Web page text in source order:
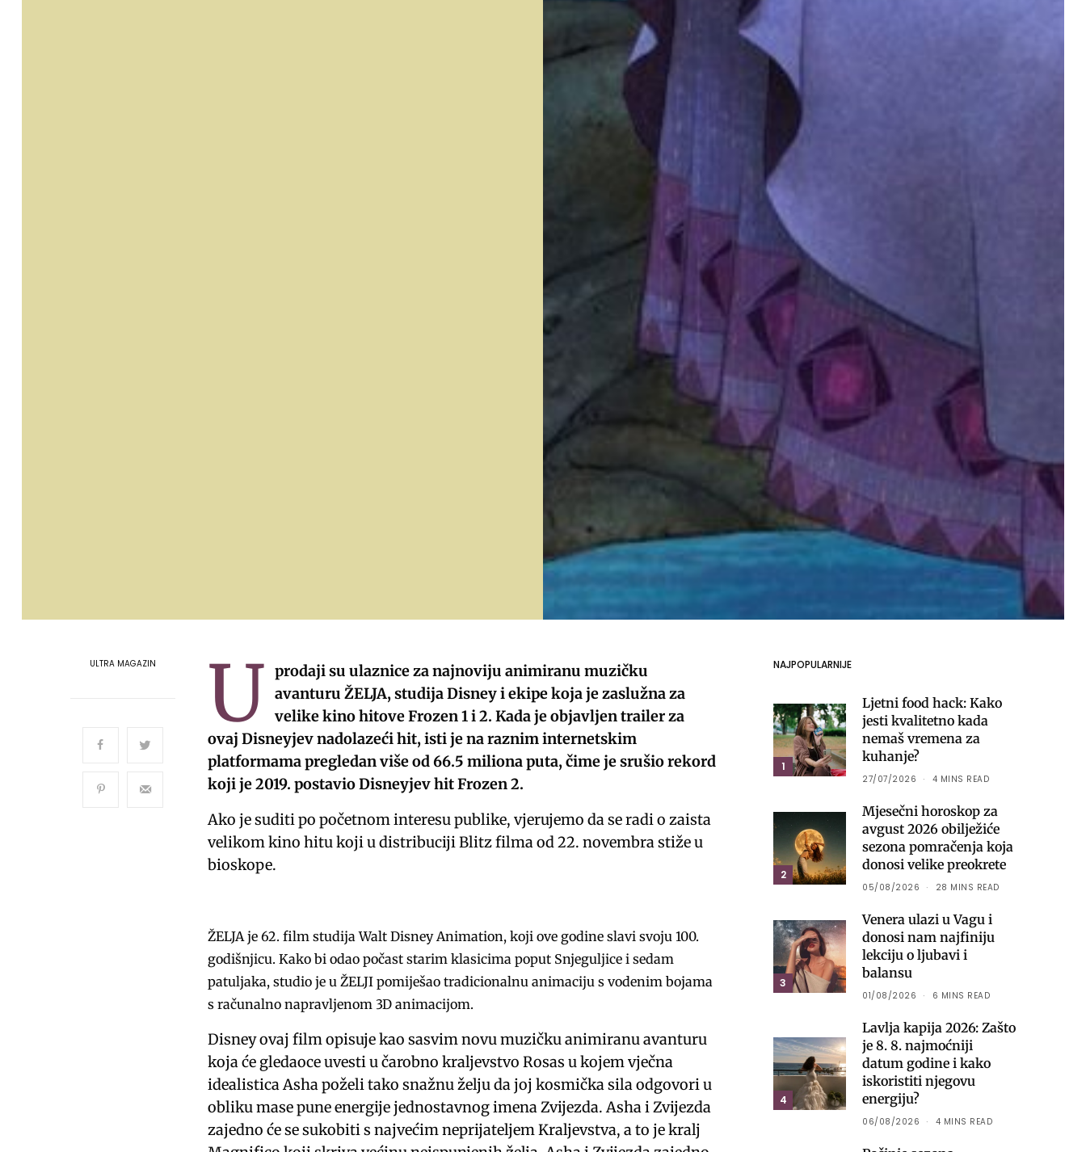
ULTRA MAGAZIN U prodaji su ulaznice za najnoviju animiranu muzičku
avanturu ŽELJA, studija Disney i ekipe koja je zaslužna za
velike kino hitove Frozen 1 i 2. Kada je objavljen trailer za
ovaj Disneyjev nadolazeći hit, isti je na raznim internetskim
platformama pregledan više od 66.5 miliona puta, čime je srušio rekord
koji je 2019. postavio Disneyjev hit Frozen 2.
Ako je suditi po početnom interesu publike, vjerujemo da se radi o zaista
velikom kino hitu koji u distribuciji Blitz filma od 22. novembra stiže u
bioskope.
ŽELJA je 62. film studija Walt Disney Animation, koji ove godine slavi svoju 100.
godišnjicu. Kako bi odao počast starim klasicima poput Snjeguljice i sedam
patuljaka, studio je u ŽELJI pomiješao tradicionalnu animaciju s vodenim bojama
s računalno napravljenom 3D animacijom.
Disney ovaj film opisuje kao sasvim novu muzičku animiranu avanturu
koja će gledaoce uvesti u čarobno kraljevstvo Rosas u kojem vječna
idealistica Asha poželi tako snažnu želju da joj kosmička sila odgovori u
obliku mase pune energije jednostavnog imena Zvijezda. Asha i Zvijezda
zajedno će se sukobiti s najvećim neprijateljem Kraljevstva, a to je kralj
NAJPOPULARNIJE
1
Ljetni food hack: Kako
jesti kvalitetno kada
nemaš vremena za
kuhanje?
27/07/2026 4 MINS READ
2
Mjesečni horoskop za
avgust 2026 obilježiće
sezona pomračenja koja
donosi velike preokrete
05/08/2026 28 MINS READ
3
Venera ulazi u Vagu i
donosi nam najfiniju
lekciju o ljubavi i
balansu
01/08/2026 6 MINS READ
4
Lavlja kapija 2026: Zašto
je 8. 8. najmoćniji
datum godine i kako
iskoristiti njegovu
energiju?
06/08/2026 4 MINS READ